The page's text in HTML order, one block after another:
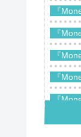
『
『
『
『
『